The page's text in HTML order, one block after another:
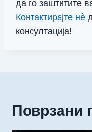
да го заштитите
Контактирајте нè
консултација!
Поврзани